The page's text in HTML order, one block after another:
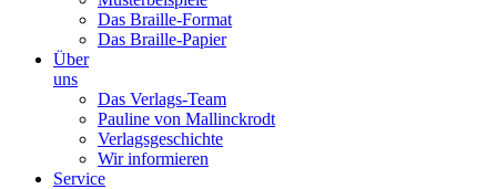
Das Braille-Format
Das Braille-Papier
Über
uns
Das Verlags-Team
Pauline von Mallinckrodt
Verlagsgeschichte
Wir informieren
Service